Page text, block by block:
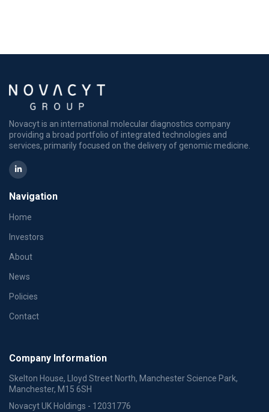
Novacyt is an international molecular diagnostics company
providing a broad portfolio of integrated technologies and
services, primarily focused on the delivery of genomic medicine.
Navigation
Home
Investors
About
News
Policies
Contact
Company Information
Skelton House, Lloyd Street North, Manchester Science Park,
Manchester, M15 6SH
Novacyt UK Holdings - 12031776